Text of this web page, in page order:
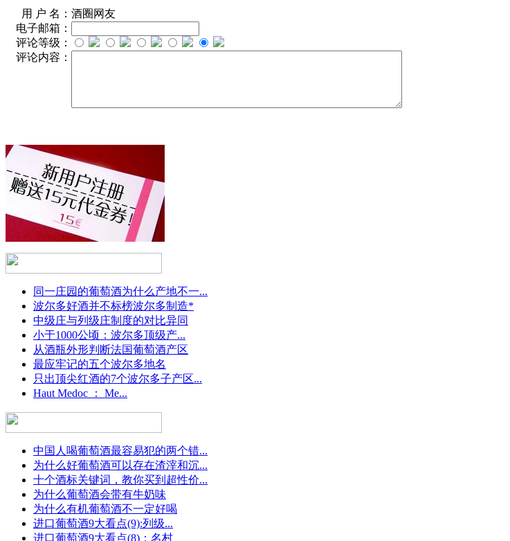
用 户 名： 酒圈网友
电子邮箱：
评论等级：
评论内容：
同一庄园的葡萄酒为什么产地不一...
波尔多好酒并不标榜波尔多制造*
中级庄与列级庄制度的对比异同
小于1000公顷：波尔多顶级产...
从酒瓶外形判断法国葡萄酒产区
最应牢记的五个波尔多地名
只出顶尖红酒的7个波尔多子产区...
Haut Medoc ： Me...
中国人喝葡萄酒最容易犯的两个错...
为什么好葡萄酒可以存在渣滓和沉...
十个酒标关键词，教你买到超性价...
为什么葡萄酒会带有牛奶味
为什么有机葡萄酒不一定好喝
进口葡萄酒9大看点(9):列级...
进口葡萄酒9大看点(8)：名村